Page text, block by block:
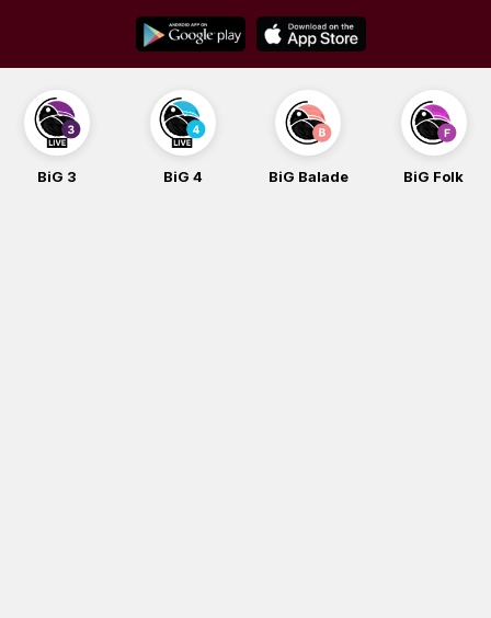
content
BiG 3 BiG 4 BiG Balade BiG Folk